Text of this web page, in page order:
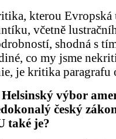
kterou Evropská
včetně
shodná s
co my jsme
je kritika paragrafu
Helsinský výbor
český
také je?